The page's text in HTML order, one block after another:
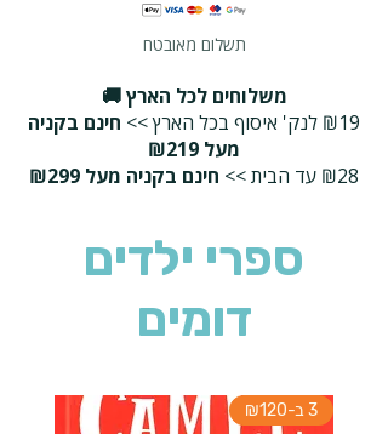
תשלום מאובטח
משלוחים לכל הארץ 🚚
₪19 לנק' איסוף בכל הארץ >>
חינם בקניה
מעל ₪219
₪28 עד הבית >>
חינם בקניה מעל ₪299
ספרי ילדים
דומים
3 ב-₪120